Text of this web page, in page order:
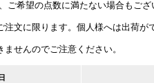
ご希望の点数に満たない場合もご
注文に限ります。個人様へは出荷が
せんのでご注意ください。